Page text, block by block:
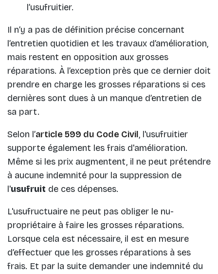
l’usufruitier.
Il n’y a pas de définition précise concernant
l’entretien quotidien et les travaux d’amélioration,
mais restent en opposition aux grosses
réparations. À l’exception près que ce dernier doit
prendre en charge les grosses réparations si ces
dernières sont dues à un manque d’entretien de
sa part.
Selon l’article 599 du Code Civil, l'usufruitier
supporte également les frais d'amélioration.
Même si les prix augmentent, il ne peut prétendre
à aucune indemnité pour la suppression de
l'usufruit de ces dépenses.
L'usufructuaire ne peut pas obliger le nu-
propriétaire à faire les grosses réparations.
Lorsque cela est nécessaire, il est en mesure
d’effectuer que les grosses réparations à ses
frais. Et par la suite demander une indemnité du